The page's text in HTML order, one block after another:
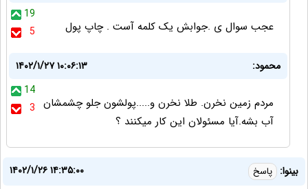
19
5
عجب سوال ی .جوابش یک کلمه آست . چاپ پول
محمود:
۱۴۰۲/۱/۲۷ ۱۰:۰۶:۱۳
14
3 مردم زمین نخرن. طلا نخرن و.....پولشون جلو چشمشان
آب بشه.آیا مسئولان این کار میکنند ؟
بینوا: پاسخ
۱۴۰۲/۱/۲۶ ۱۴:۳۵:۰۰